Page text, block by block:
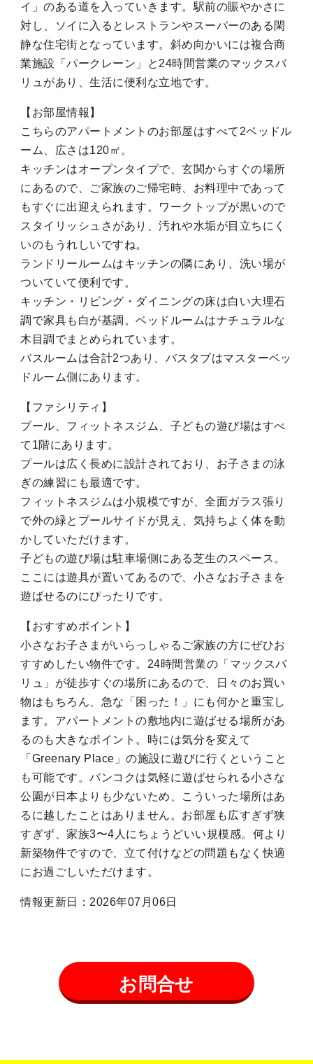
イ」のある道を入っていきます。駅前の賑やかさに
対し、ソイに入るとレストランやスーパーのある閑
静な住宅街となっています。斜め向かいには複合商
業施設「パークレーン」と24時間営業のマックスバ
リュがあり、生活に便利な立地です。
【お部屋情報】
こちらのアパートメントのお部屋はすべて2ベッドル
ーム、広さは120㎡。
キッチンはオープンタイプで、玄関からすぐの場所
にあるので、ご家族のご帰宅時、お料理中であって
もすぐに出迎えられます。ワークトップが黒いので
スタイリッシュさがあり、汚れや水垢が目立ちにく
いのもうれしいですね。
ランドリールームはキッチンの隣にあり、洗い場が
ついていて便利です。
キッチン・リビング・ダイニングの床は白い大理石
調で家具も白が基調。ベッドルームはナチュラルな
木目調でまとめられています。
バスルームは合計2つあり、バスタブはマスターベッ
ドルーム側にあります。
【ファシリティ】
プール、フィットネスジム、子どもの遊び場はすべ
て1階にあります。
プールは広く長めに設計されており、お子さまの泳
ぎの練習にも最適です。
フィットネスジムは小規模ですが、全面ガラス張り
で外の緑とプールサイドが見え、気持ちよく体を動
かしていただけます。
子どもの遊び場は駐車場側にある芝生のスペース。
ここには遊具が置いてあるので、小さなお子さまを
遊ばせるのにぴったりです。
【おすすめポイント】
小さなお子さまがいらっしゃるご家族の方にぜひお
すすめしたい物件です。24時間営業の「マックスバ
リュ」が徒歩すぐの場所にあるので、日々のお買い
物はもちろん、急な「困った！」にも何かと重宝し
ます。アパートメントの敷地内に遊ばせる場所があ
るのも大きなポイント。時には気分を変えて
「Greenary Place」の施設に遊びに行くということ
も可能です。バンコクは気軽に遊ばせられる小さな
公園が日本よりも少ないため、こういった場所はあ
るに越したことはありません。お部屋も広すぎず狭
すぎず、家族3〜4人にちょうどいい規模感。何より
新築物件ですので、立て付けなどの問題もなく快適
にお過ごしいただけます。
情報更新日：2026年07月06日
お問合せ